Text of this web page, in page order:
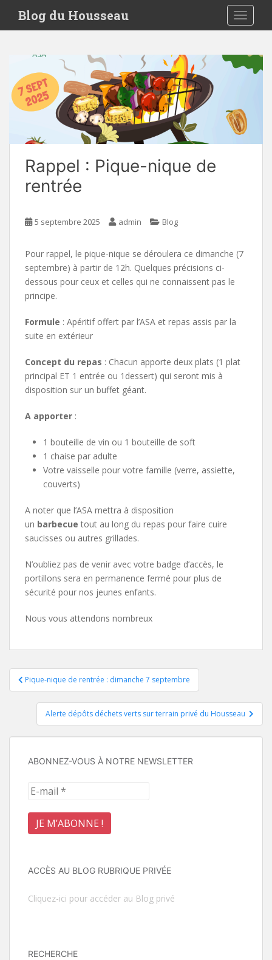
i
Blog du Housseau
Rappel : Pique-nique de
rentrée
5 septembre 2025 admin Blog
Pour rappel, le pique-nique se déroulera ce dimanche (7
septembre) à partir de 12h. Quelques précisions ci-
dessous pour ceux et celles qui ne connaissent pas le
principe.
Formule : Apéritif offert par l’ASA et repas assis par la
suite en extérieur
Concept du repas : Chacun apporte deux plats (1 plat
principal ET 1 entrée ou 1dessert) qui seront mis à
disposition sur un buffet géant.
A apporter :
1 bouteille de vin ou 1 bouteille de soft
1 chaise par adulte
Votre vaisselle pour votre famille (verre, assiette,
couverts)
A noter que l’ASA mettra à disposition
un barbecue tout au long du repas pour faire cuire
saucisses ou autres grillades.
N’oubliez pas de venir avec votre badge d’accès, le
portillons sera en permanence fermé pour plus de
sécurité pour nos jeunes enfants.
Nous vous attendons nombreux
Navigation
l’article
Pique-nique de rentrée : dimanche 7 septembre
Alerte dépôts déchets verts sur terrain privé du Housseau
ABONNEZ-VOUS À NOTRE NEWSLETTER
ACCÈS AU BLOG RUBRIQUE PRIVÉE
Cliquez-ici pour accéder au Blog privé
RECHERCHE